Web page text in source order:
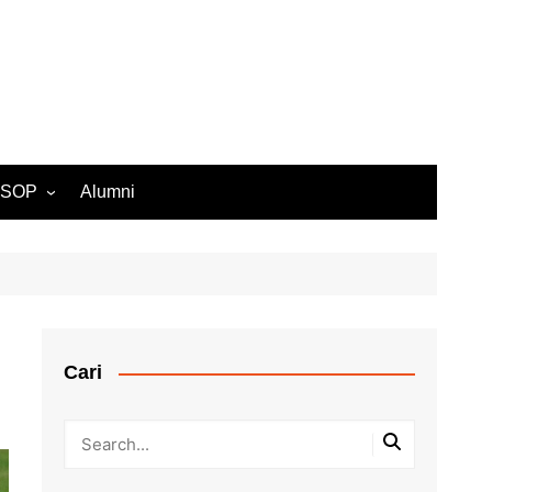
SOP
Pengambilan Rapor
Transkrip Nilai
Suket Kesalahan Penulisan
Alumni
Cari